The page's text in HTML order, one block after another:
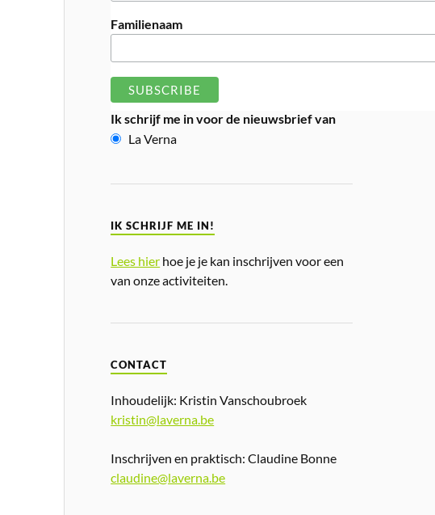
Familienaam
Ik schrijf me in voor de nieuwsbrief van
La Verna
IK SCHRIJF ME IN!
Lees hier hoe je je kan inschrijven voor een
van onze activiteiten.
CONTACT
Inhoudelijk: Kristin Vanschoubroek
kristin@laverna.be
Inschrijven en praktisch: Claudine Bonne
claudine@laverna.be